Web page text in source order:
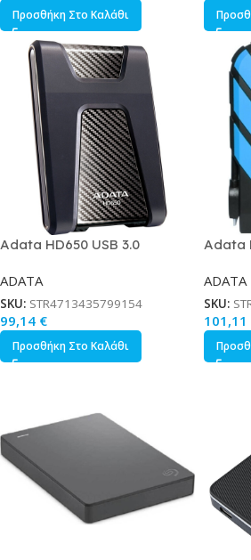
Προσθήκη Στο Καλάθι
Adata HD650 USB 3.0
Μαύρο
ADATA
SKU: STR4713435799154
99,14 €
Προσθήκη Στο Καλάθι
Adata
ADATA
SKU:
101,11